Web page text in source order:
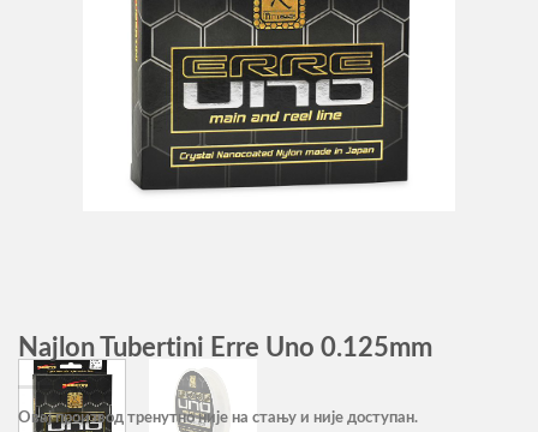
Najlon Tubertini Erre Uno 0.125mm
Овај производ тренутно није на стању и није доступан.